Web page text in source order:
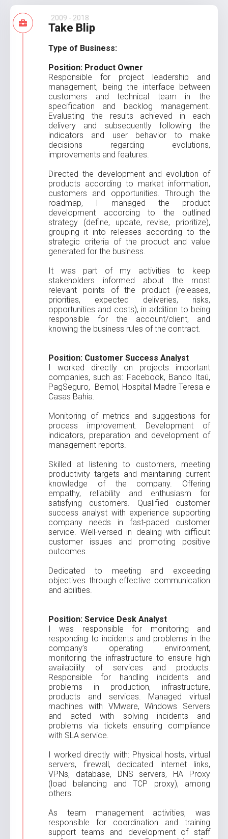
2009 - 2018
Take Blip
Type of Business:
Position: Product Owner
Responsible for project leadership and
management, being the interface between
customers and technical team in the
specification and backlog management.
Evaluating the results achieved in each
delivery and subsequently following the
indicators and user behavior to make
decisions regarding evolutions,
improvements and features.
Directed the development and evolution of
products according to market information,
customers and opportunities. Through the
roadmap, I managed the product
development according to the outlined
strategy (define, update, revise, prioritize),
grouping it into releases according to the
strategic criteria of the product and value
generated for the business.
It was part of my activities to keep
stakeholders informed about the most
relevant points of the product (releases,
priorities, expected deliveries, risks,
opportunities and costs), in addition to being
responsible for the account/client, and
knowing the business rules of the contract.
Position: Customer Success Analyst
I worked directly on projects important
companies, such as: Facebook, Banco Itaú,
PagSeguro, Bemol, Hospital Madre Teresa e
Casas Bahia.
Monitoring of metrics and suggestions for
process improvement. Development of
indicators, preparation and development of
management reports.
Skilled at listening to customers, meeting
productivity targets and maintaining current
knowledge of the company. Offering
empathy, reliability and enthusiasm for
satisfying customers. Qualified customer
success analyst with experience supporting
company needs in fast-paced customer
service. Well-versed in dealing with difficult
customer issues and promoting positive
outcomes.
Dedicated to meeting and exceeding
objectives through effective communication
and abilities.
Position: Service Desk Analyst
I was responsible for monitoring and
responding to incidents and problems in the
company’s operating environment,
monitoring the infrastructure to ensure high
availability of services and products.
Responsible for handling incidents and
problems in production, infrastructure,
products and services. Managed virtual
machines with VMware, Windows Servers
and acted with solving incidents and
problems via tickets ensuring compliance
with SLA service.
I worked directly with: Physical hosts, virtual
servers, firewall, dedicated internet links,
VPNs, database, DNS servers, HA Proxy
(load balancing and TCP proxy), among
others.
As team management activities, was
responsible for coordination and training
support teams and development of staff